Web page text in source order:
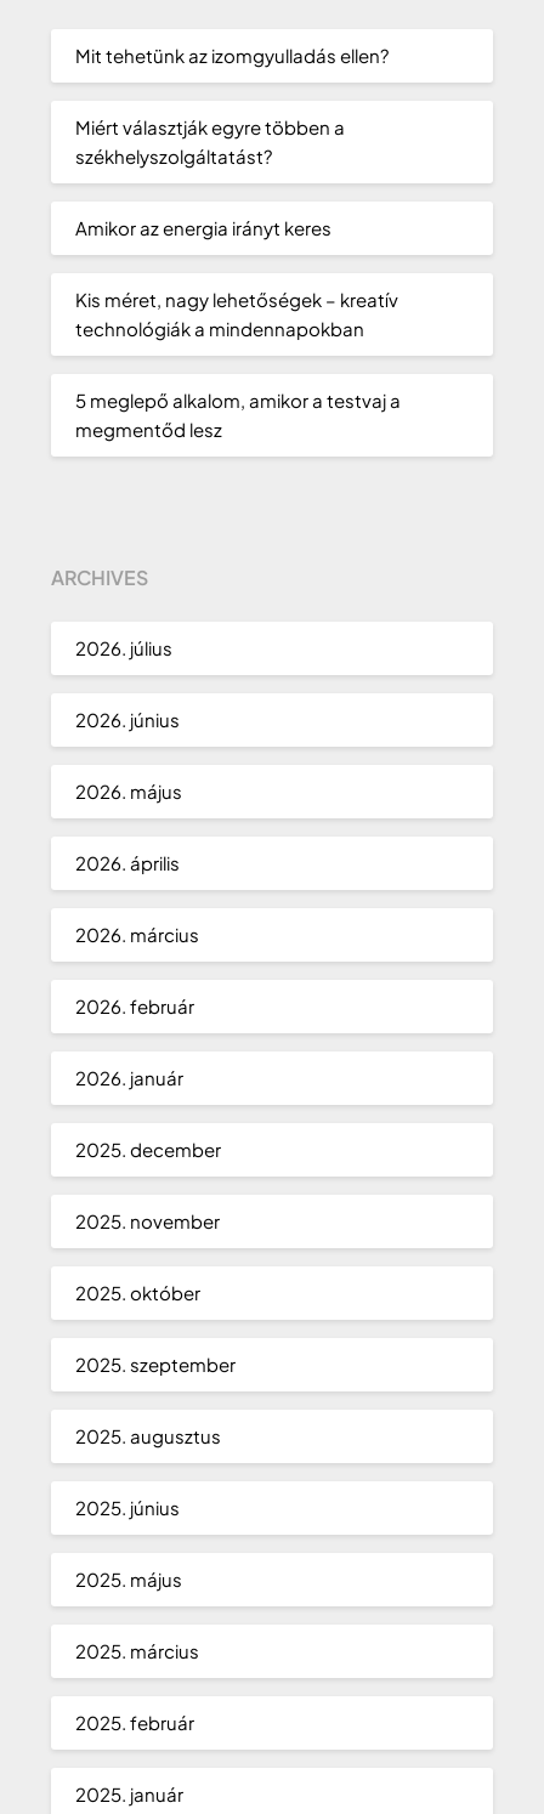
Mit tehetünk az izomgyulladás ellen?
Miért választják egyre többen a
székhelyszolgáltatást?
Amikor az energia irányt keres
Kis méret, nagy lehetőségek – kreatív
technológiák a mindennapokban
5 meglepő alkalom, amikor a testvaj a
megmentőd lesz
ARCHIVES
2026. július
2026. június
2026. május
2026. április
2026. március
2026. február
2026. január
2025. december
2025. november
2025. október
2025. szeptember
2025. augusztus
2025. június
2025. május
2025. március
2025. február
2025. január